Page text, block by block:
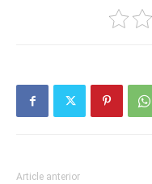
Article anterior